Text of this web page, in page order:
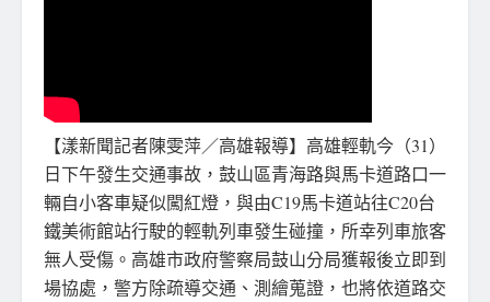
【漾新聞記者陳雯萍／高雄報導】高雄輕軌今（31）
日下午發生交通事故，鼓山區青海路與馬卡道路口一
輛自小客車疑似闖紅燈，與由C19馬卡道站往C20台
鐵美術館站行駛的輕軌列車發生碰撞，所幸列車旅客
無人受傷。高雄市政府警察局鼓山分局獲報後立即到
場協處，警方除疏導交通、測繪蒐證，也將依道路交